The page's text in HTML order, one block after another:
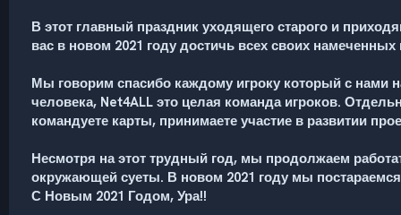
В этот главный праздник уходящего старого и
вас в новом 2021 году достичь всех своих намеченных
Мы говорим спасибо каждому игроку который с нами
человека, Net4ALL это целая команда игроков.
командуете карты, принимаете участие в развитии
Несмотря на этот трудный год, мы продолжаем
окружающей суеты. В новом 2021 году мы
С Новым 2021 Годом, Ура!!